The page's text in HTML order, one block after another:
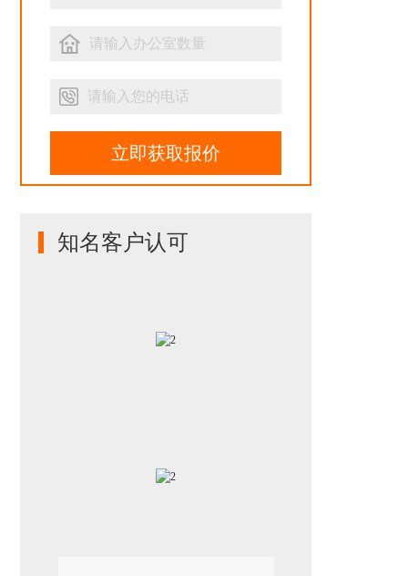
立即获取报价
知名客户认可